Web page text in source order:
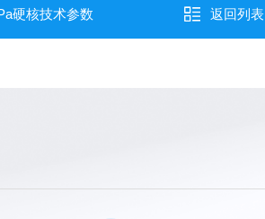
硬核技术参数 返回列表